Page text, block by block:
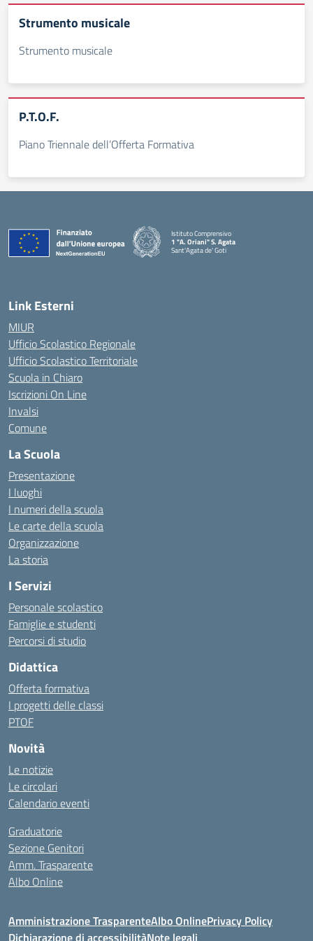
Strumento musicale
Strumento musicale
P.T.O.F.
Piano Triennale dell’Offerta Formativa
Istituto Comprensivo
1 "A. Oriani" S. Agata
Sant'Agata de' Goti
— Visita la pagina iniziale della scuola
Link Esterni
MIUR
Ufficio Scolastico Regionale
Ufficio Scolastico Territoriale
Scuola in Chiaro
Iscrizioni On Line
Invalsi
Comune
La Scuola
Presentazione
I luoghi
I numeri della scuola
Le carte della scuola
Organizzazione
La storia
I Servizi
Personale scolastico
Famiglie e studenti
Percorsi di studio
Didattica
Offerta formativa
I progetti delle classi
PTOF
Novità
Le notizie
Le circolari
Calendario eventi
Graduatorie
Sezione Genitori
Amm. Trasparente
Albo Online
Amministrazione TrasparenteAlbo OnlinePrivacy Policy
Dichiarazione di accessibilitàNote legali